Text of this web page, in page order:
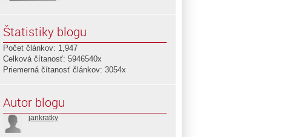
Štatistiky blogu
Počet článkov: 1,947
Celková čítanosť: 5946540x
Priemerná čítanosť článkov: 3054x
Autor blogu
jankratky